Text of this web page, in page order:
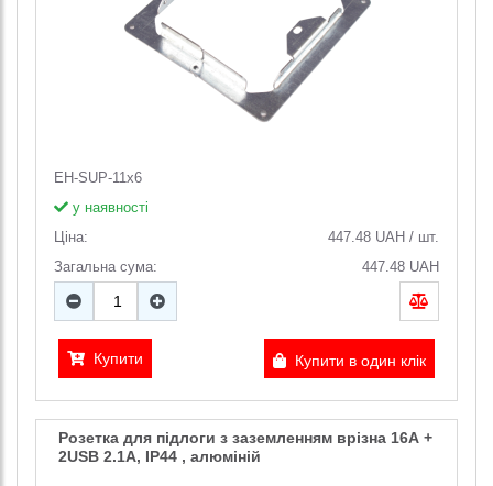
EH-SUP-11x6
у наявності
Ціна:
447.48 UAH / шт.
Загальна сума:
447.48 UAH
Купити Купити в один клік
Розетка для підлоги з заземленням врізна 16А +
2USB 2.1А, IP44 , алюміній